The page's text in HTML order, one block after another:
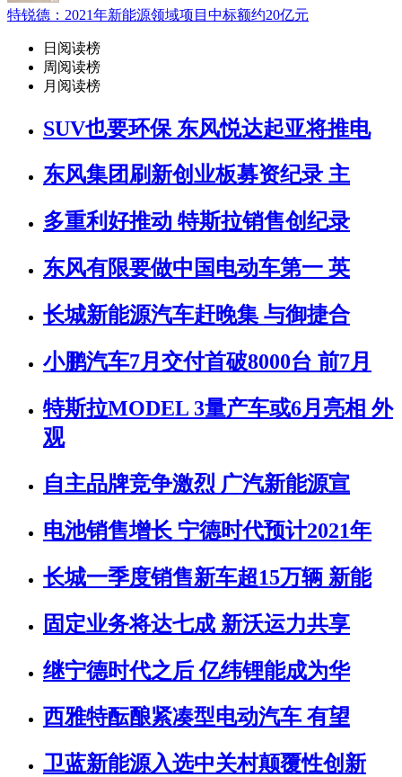
特锐德：2021年新能源领域项目中标额约20亿元
日阅读榜
周阅读榜
月阅读榜
SUV也要环保 东风悦达起亚将推电
东风集团刷新创业板募资纪录 主
多重利好推动 特斯拉销售创纪录
东风有限要做中国电动车第一 英
长城新能源汽车赶晚集 与御捷合
小鹏汽车7月交付首破8000台 前7月
特斯拉MODEL 3量产车或6月亮相 外
观
自主品牌竞争激烈 广汽新能源宣
电池销售增长 宁德时代预计2021年
长城一季度销售新车超15万辆 新能
固定业务将达七成 新沃运力共享
继宁德时代之后 亿纬锂能成为华
西雅特酝酿紧凑型电动汽车 有望
卫蓝新能源入选中关村颠覆性创新